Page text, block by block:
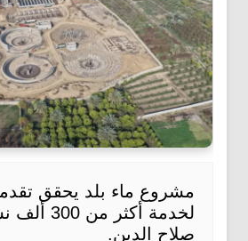
مشروع ماء بلد يحقق تقدماً
لخدمة أكثر
صلاح الدين.